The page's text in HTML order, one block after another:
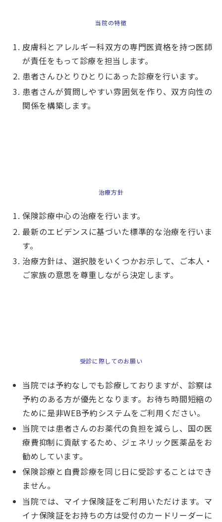
当院の特徴
皮膚科とアレルギー科双方の専門医資格を持つ医師
が責任をもって診療を担当します。
患者さんひとりひとりにあった診療を行います。
患者さんが質問しやすい雰囲気を作り、双方向性の
関係を構築します。
治療方針
保険診療中心の治療を行います。
最新のエビデンスに基づいた標準的な治療を行いま
す。
治療方針は、選択肢をいくつかお示して、ご本人・
ご家族の意思を尊重しながら決定します。
受診に際してのお願い
当院では予約なしでも診療しておりますが、診察は
予約のある方が優先となります。お待ち時間短縮の
ために是非WEB予約システムをご利用ください。
当院では患者さんのお薬代の負担を減らし、国の医
療費抑制に貢献するため、ジェネリック医薬品をお
勧めしています。
保険診療と自費診療を同じ日に受診することはでき
ません。
当院では、マイナ保険証をご利用いただけます。マ
イナ保険証をお持ちの方は受付のカードリーダーに